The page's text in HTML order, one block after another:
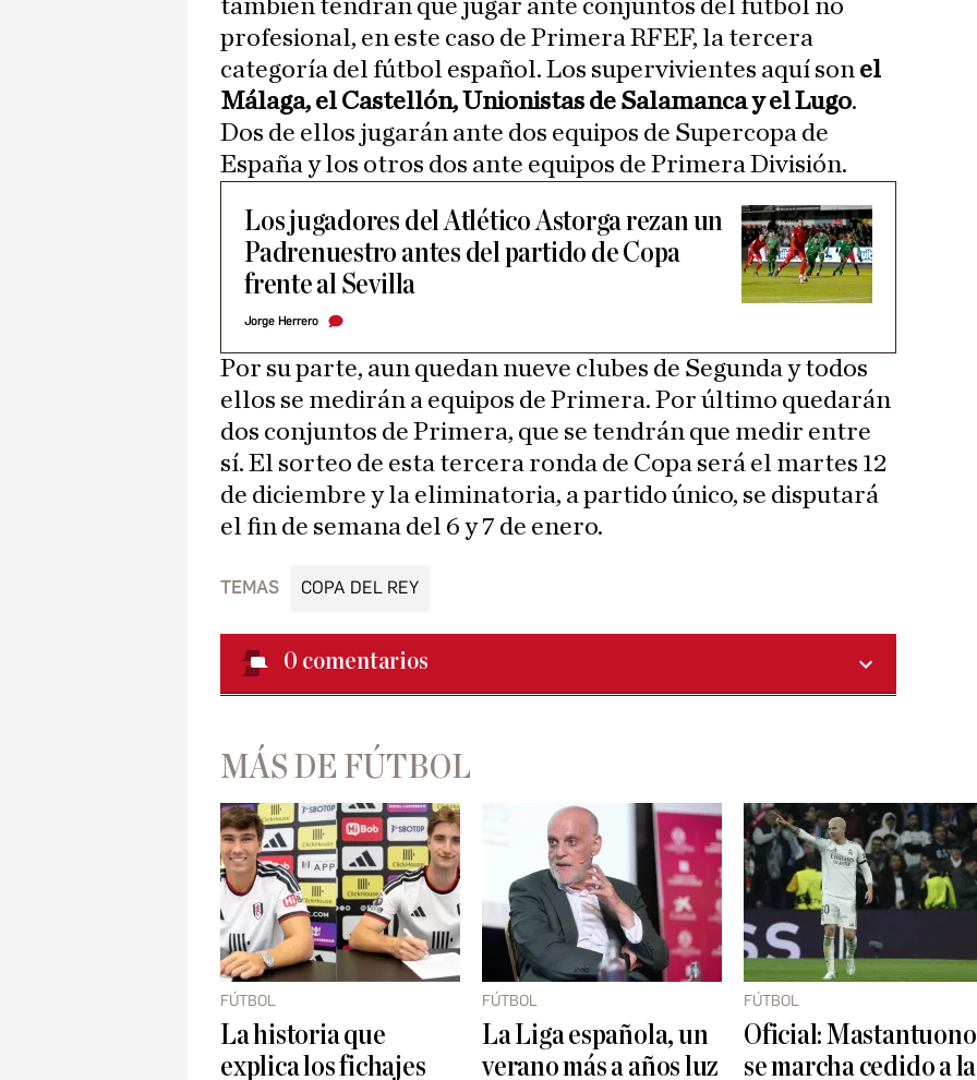
también tendrán que jugar ante conjuntos del fútbol no
profesional, en este caso de Primera RFEF, la tercera
categoría del fútbol español. Los supervivientes aquí son el
Málaga, el Castellón, Unionistas de Salamanca y el Lugo.
Dos de ellos jugarán ante dos equipos de Supercopa de
España y los otros dos ante equipos de Primera División.
Los jugadores del Atlético Astorga rezan un
Padrenuestro antes del partido de Copa
frente al Sevilla
Jorge Herrero
Por su parte, aun quedan nueve clubes de Segunda y todos
ellos se medirán a equipos de Primera. Por último quedarán
dos conjuntos de Primera, que se tendrán que medir entre
sí. El sorteo de esta tercera ronda de Copa será el martes 12
de diciembre y la eliminatoria, a partido único, se disputará
el fin de semana del 6 y 7 de enero.
TEMAS COPA DEL REY
0 comentarios
MÁS DE FÚTBOL
FÚTBOL
La historia que
explica los fichajes
FÚTBOL
La Liga española, un
verano más a años luz
FÚTBOL
Oficial: Mastantuono
se marcha cedido a la